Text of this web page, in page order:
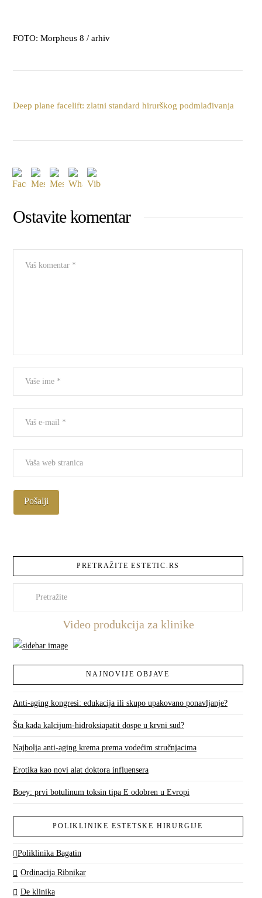
FOTO: Morpheus 8 / arhiv
Deep plane facelift: zlatni standard hirurškog podmlađivanja
Ostavite komentar
PRETRAŽITE ESTETIC.RS
Video produkcija za klinike
NAJNOVIJE OBJAVE
Anti-aging kongresi: edukacija ili skupo upakovano ponavljanje?
Šta kada kalcijum-hidroksiapatit dospe u krvni sud?
Najbolja anti-aging krema prema vodećim stručnjacima
Erotika kao novi alat doktora influensera
Boey: prvi botulinum toksin tipa E odobren u Evropi
POLIKLINIKE ESTETSKE HIRURGIJE
Poliklinika Bagatin
Ordinacija Ribnikar
De klinika